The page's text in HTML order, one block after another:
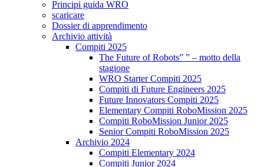
Principi guida WRO
scaricare
Dossier di apprendimento
Archivio attività
Compiti 2025
The Future of Robots” ” – motto della
stagione
WRO Starter Compiti 2025
Compiti di Future Engineers 2025
Future Innovators Compiti 2025
Elementary Compiti RoboMission 2025
Compiti RoboMission Junior 2025
Senior Compiti RoboMission 2025
Archivio 2024
Compiti Elementary 2024
Compiti Junior 2024